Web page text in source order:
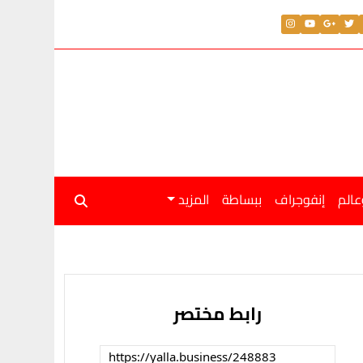
إنفوجراف ببساطة المزيد
رابط مختصر